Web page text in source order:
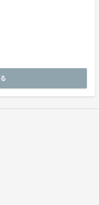
後の返金は一切できませ